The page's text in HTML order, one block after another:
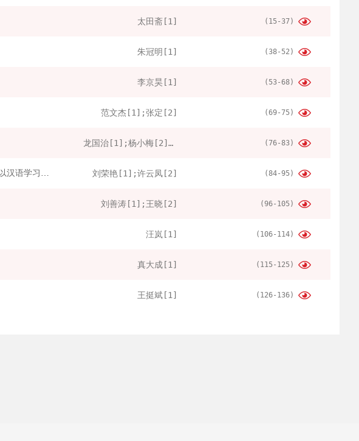
太田斋[1] (15-37)
朱冠明[1] (38-52)
李京昊[1] (53-68)
范文杰[1];张定[2] (69-75)
龙国治[1];杨小梅[2];刘立峰[3] (76-83)
语义韵视域下ChatGPT与人工编写的词条释义对比——以汉语学习词典为例 刘荣艳[1];许云凤[2] (84-95)
刘善涛[1];王晓[2] (96-105)
汪岚[1] (106-114)
真大成[1] (115-125)
王挺斌[1] (126-136)